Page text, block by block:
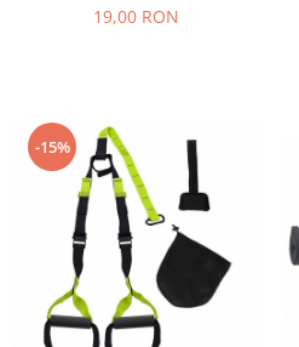
19,00 RON
-15%